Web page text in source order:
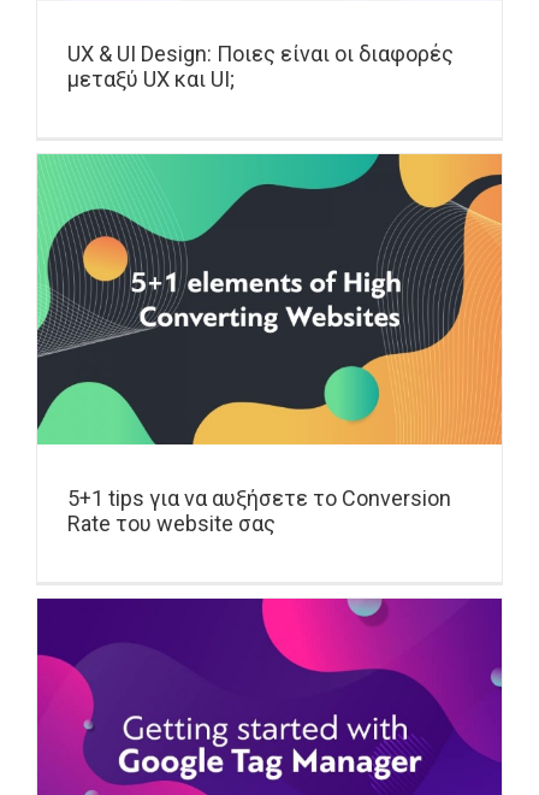
UX & UI Design: Ποιες είναι οι διαφορές
μεταξύ UX και UI;
5+1 tips για να αυξήσετε το Conversion
Rate του website σας